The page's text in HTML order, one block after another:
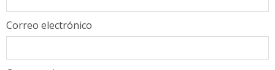
Correo electrónico